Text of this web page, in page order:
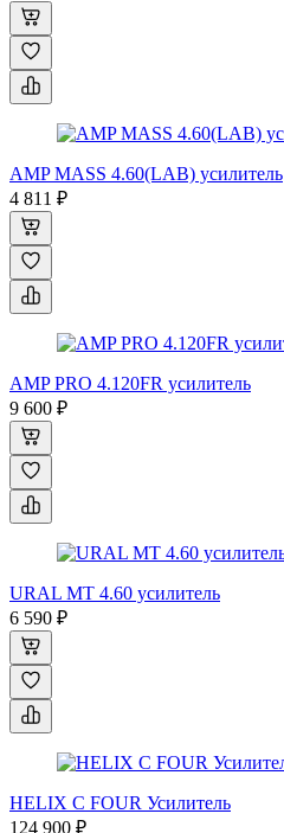
AMP MASS 4.60(LAB) усилитель
4 811 ₽
AMP PRO 4.120FR усилитель
9 600 ₽
URAL MT 4.60 усилитель
6 590 ₽
HELIX C FOUR Усилитель
124 900 ₽